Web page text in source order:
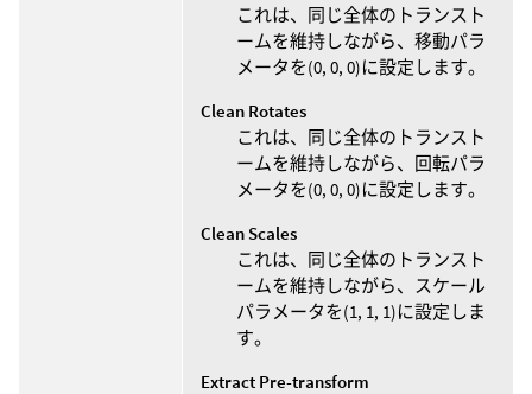
これは、同じ全体のトランスト
ームを維持しながら、移動パラ
メータを(0, 0, 0)に設定します。
Clean Rotates
これは、同じ全体のトランスト
ームを維持しながら、回転パラ
メータを(0, 0, 0)に設定します。
Clean Scales
これは、同じ全体のトランスト
ームを維持しながら、スケール
パラメータを(1, 1, 1)に設定しま
す。
Extract Pre-transform